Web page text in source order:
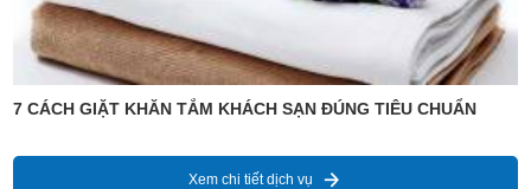
7 CÁCH GIẶT KHĂN TẮM KHÁCH SẠN ĐÚNG TIÊU CHUẨN
Xem chi tiết dịch vụ